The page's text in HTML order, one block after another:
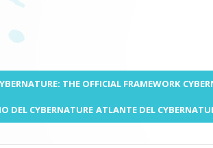
THE OFFICIAL FRAMEWORK
DEL CYBERNATURE ATLANTE DEL